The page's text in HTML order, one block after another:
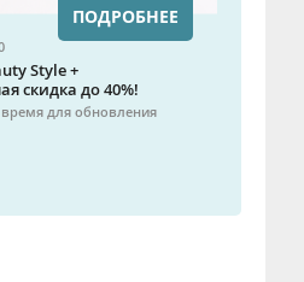
Style +
скидка до 40%!
для обновления
ПОДРОБНЕЕ